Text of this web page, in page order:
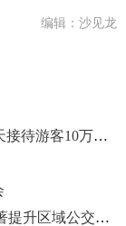
编辑：沙见龙
青岛崂山风景名胜区马年新春“开门红” 四天接待游客10万余人次
青岛瑞昌路公交停车场项目竣工验收 将显著提升区域公交运营效率